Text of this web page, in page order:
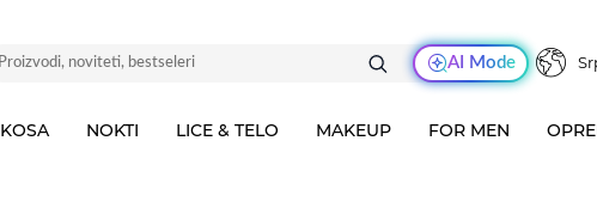
AI Mode
KOSA NOKTI LICE & TELO MAKEUP FOR MEN